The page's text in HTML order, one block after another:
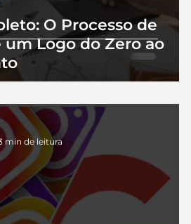
O Processo de
um Logo do Zero ao
min de leitura